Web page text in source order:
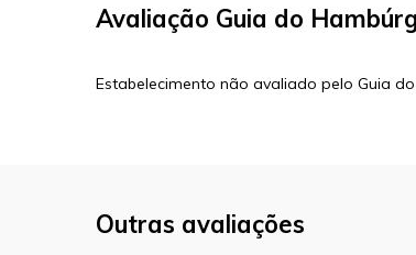
Avaliação Guia do
Estabelecimento não avaliado pelo Guia
Outras avaliações